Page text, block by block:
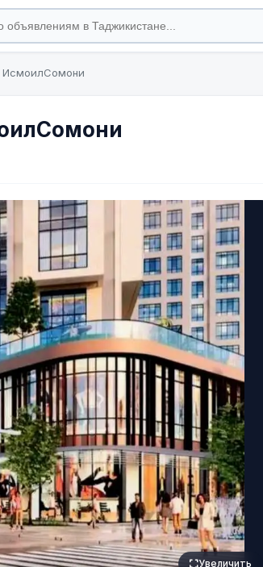
ИсмоилСомони
Увеличить